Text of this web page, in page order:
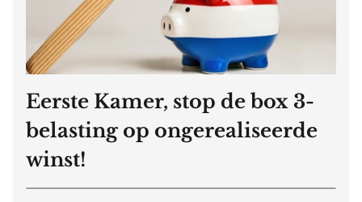
Eerste Kamer, stop de box 3-
belasting op ongerealiseerde
winst!